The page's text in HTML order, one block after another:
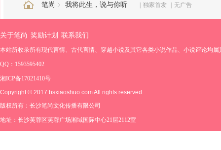
笔尚 我将此生，说与你听 | 独家首发 | 无广告
关于笔尚 奖励计划 联系我们
本站所收录所有现代言情、古代言情、穿越小说及其它各类小说作品、小说评论均
QQ：1593595402
湘ICP备17021410号
Copyright © 2017 bsxiaoshuo.com All rights reserved.
版权所有：长沙笔尚文化传播有限公司
地址：长沙芙蓉区芙蓉广场湘域国际中心21层2112室